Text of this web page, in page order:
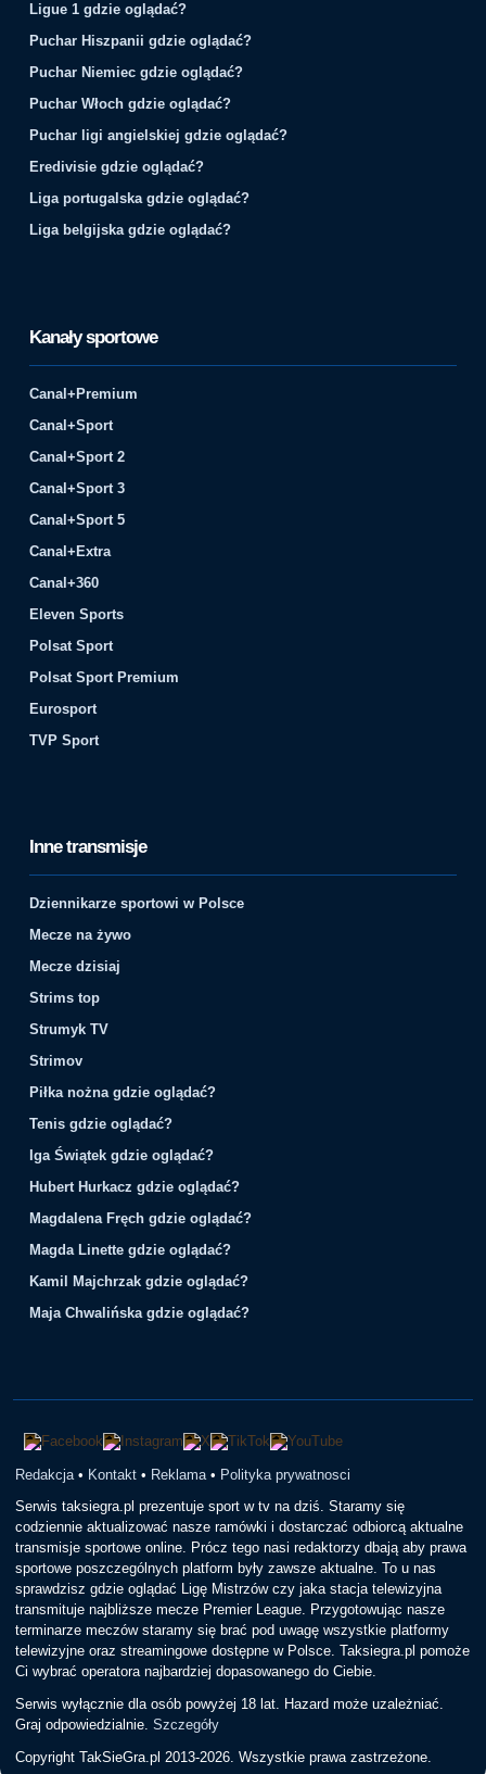
Ligue 1 gdzie oglądać?
Puchar Hiszpanii gdzie oglądać?
Puchar Niemiec gdzie oglądać?
Puchar Włoch gdzie oglądać?
Puchar ligi angielskiej gdzie oglądać?
Eredivisie gdzie oglądać?
Liga portugalska gdzie oglądać?
Liga belgijska gdzie oglądać?
Kanały sportowe
Canal+Premium
Canal+Sport
Canal+Sport 2
Canal+Sport 3
Canal+Sport 5
Canal+Extra
Canal+360
Eleven Sports
Polsat Sport
Polsat Sport Premium
Eurosport
TVP Sport
Inne transmisje
Dziennikarze sportowi w Polsce
Mecze na żywo
Mecze dzisiaj
Strims top
Strumyk TV
Strimov
Piłka nożna gdzie oglądać?
Tenis gdzie oglądać?
Iga Świątek gdzie oglądać?
Hubert Hurkacz gdzie oglądać?
Magdalena Fręch gdzie oglądać?
Magda Linette gdzie oglądać?
Kamil Majchrzak gdzie oglądać?
Maja Chwalińska gdzie oglądać?
Redakcja • Kontakt • Reklama • Polityka prywatnosci
Serwis taksiegra.pl prezentuje sport w tv na dziś. Staramy się
codziennie aktualizować nasze ramówki i dostarczać odbiorcą aktualne
transmisje sportowe online. Prócz tego nasi redaktorzy dbają aby prawa
sportowe poszczególnych platform były zawsze aktualne. To u nas
sprawdzisz gdzie oglądać Ligę Mistrzów czy jaka stacja telewizyjna
transmituje najbliższe mecze Premier League. Przygotowując nasze
terminarze meczów staramy się brać pod uwagę wszystkie platformy
telewizyjne oraz streamingowe dostępne w Polsce. Taksiegra.pl pomoże
Ci wybrać operatora najbardziej dopasowanego do Ciebie.
Serwis wyłącznie dla osób powyżej 18 lat. Hazard może uzależniać.
Graj odpowiedzialnie.Szczegóły
Copyright TakSieGra.pl 2013-2026. Wszystkie prawa zastrzeżone.